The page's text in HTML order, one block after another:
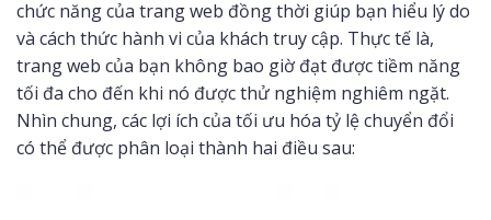
chức năng của trang web đồng thời giúp bạn hiểu lý do
và cách thức hành vi của khách truy cập. Thực tế là,
trang web của bạn không bao giờ đạt được tiềm năng
tối đa cho đến khi nó được thử nghiệm nghiêm ngặt.
Nhìn chung, các lợi ích của tối ưu hóa tỷ lệ chuyển đổi
có thể được phân loại thành hai điều sau: